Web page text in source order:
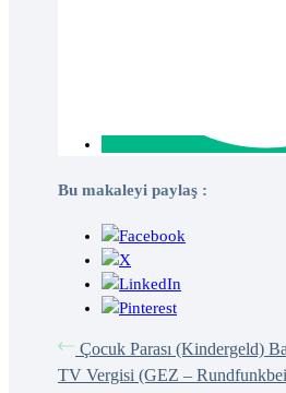
Bu makaleyi paylaş :
Çocuk Parası (Kindergeld)
TV Vergisi (GEZ –